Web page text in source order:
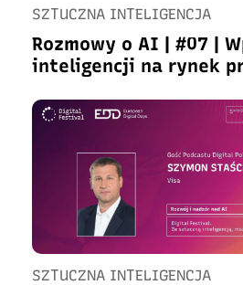
SZTUCZNA INTELIGENCJA
Rozmowy o AI | #07 |
inteligencji na rynek
SZTUCZNA INTELIGENCJA